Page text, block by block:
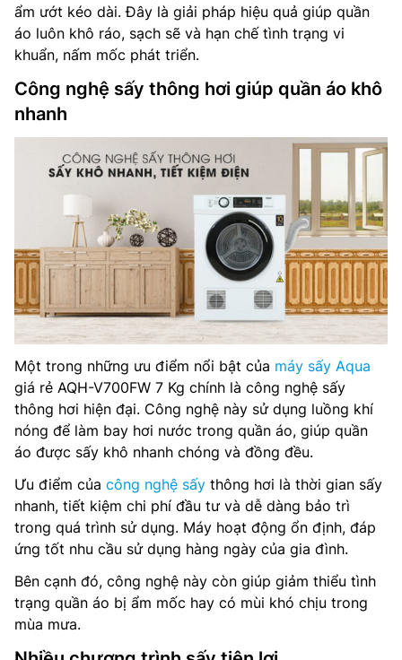
ẩm ướt kéo dài. Đây là giải pháp hiệu quả giúp quần
áo luôn khô ráo, sạch sẽ và hạn chế tình trạng vi
khuẩn, nấm mốc phát triển.
Công nghệ sấy thông hơi giúp quần áo khô
nhanh
Một trong những ưu điểm nổi bật của máy sấy Aqua
giá rẻ AQH-V700FW 7 Kg chính là công nghệ sấy
thông hơi hiện đại. Công nghệ này sử dụng luồng khí
nóng để làm bay hơi nước trong quần áo, giúp quần
áo được sấy khô nhanh chóng và đồng đều.
Ưu điểm của công nghệ sấy thông hơi là thời gian sấy
nhanh, tiết kiệm chi phí đầu tư và dễ dàng bảo trì
trong quá trình sử dụng. Máy hoạt động ổn định, đáp
ứng tốt nhu cầu sử dụng hàng ngày của gia đình.
Bên cạnh đó, công nghệ này còn giúp giảm thiểu tình
trạng quần áo bị ẩm mốc hay có mùi khó chịu trong
mùa mưa.